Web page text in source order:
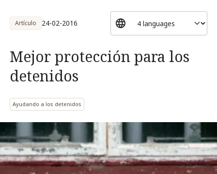
Artículo 24-02-2016
Mejor protección para los
detenidos
Ayudando a los detenidos